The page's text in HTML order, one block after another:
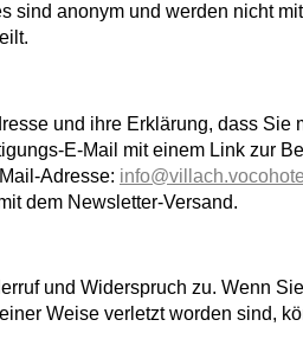
sind anonym und werden nicht mit
und ihre Erklärung, dass Sie
E-Mail mit einem Link zur
Adresse:
dem Newsletter-Versand.
und Widerspruch zu. Wenn
Weise verletzt worden sind,